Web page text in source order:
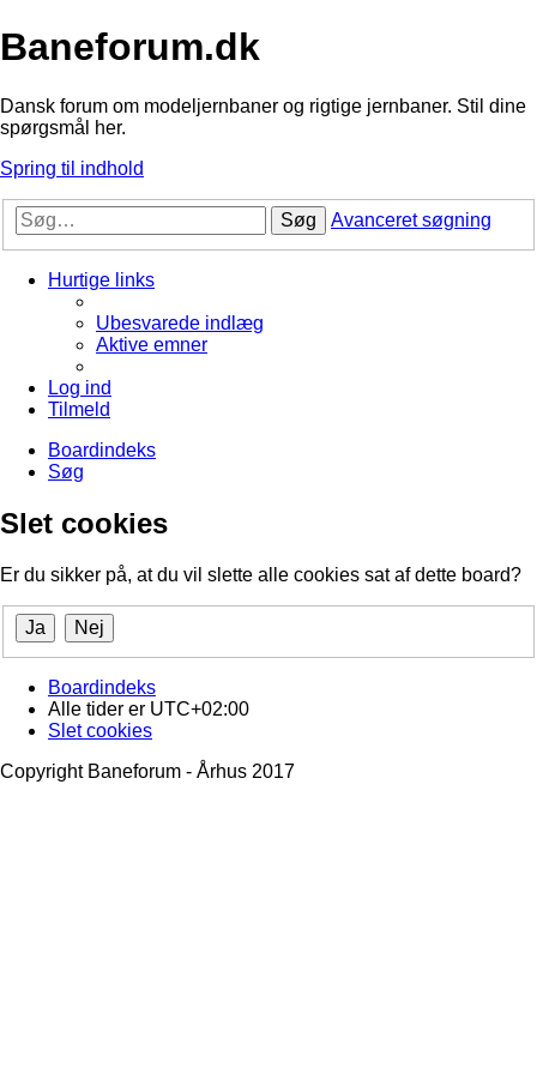
Baneforum.dk
Dansk forum om modeljernbaner og rigtige jernbaner. Stil dine
spørgsmål her.
Spring til indhold
Søg Avanceret søgning
Hurtige links
Ubesvarede indlæg
Aktive emner
Log ind
Tilmeld
Boardindeks
Søg
Slet cookies
Er du sikker på, at du vil slette alle cookies sat af dette board?
Boardindeks
Alle tider er UTC+02:00
Slet cookies
Copyright Baneforum - Århus 2017